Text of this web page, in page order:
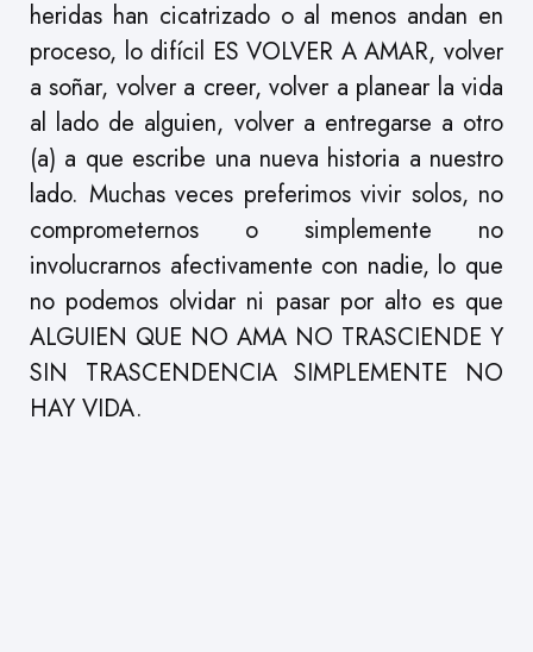
heridas han cicatrizado o al menos andan en
proceso, lo difícil ES VOLVER A AMAR, volver
a soñar, volver a creer, volver a planear la vida
al lado de alguien, volver a entregarse a otro
(a) a que escribe una nueva historia a nuestro
lado. Muchas veces preferimos vivir solos, no
comprometernos o simplemente no
involucrarnos afectivamente con nadie, lo que
no podemos olvidar ni pasar por alto es que
ALGUIEN QUE NO AMA NO TRASCIENDE Y
SIN TRASCENDENCIA SIMPLEMENTE NO
HAY VIDA.